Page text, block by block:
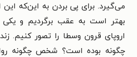
می‌گیرد. برای پی بردن به این‌که
بهتر است به عقب برگردیم و یکی
اروپای قرون وسطا را تصور کنیم.
چگونه بوده است؟ شخص چگونه